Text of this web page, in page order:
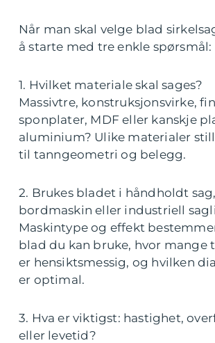
Når man skal velge blad
å starte med tre enkle spørsmål:
1. Hvilket materiale skal sages?
Massivtre, konstruksjonsvirke,
sponplater, MDF eller kanskje
aluminium? Ulike materialer
til tanngeometri og belegg.
2. Brukes bladet i håndholdt sag,
bordmaskin eller industriell
Maskintype og effekt
blad du kan bruke, hvor mange
er hensiktsmessig, og hvilken
er optimal.
3. Hva er viktigst: hastighet,
eller levetid?